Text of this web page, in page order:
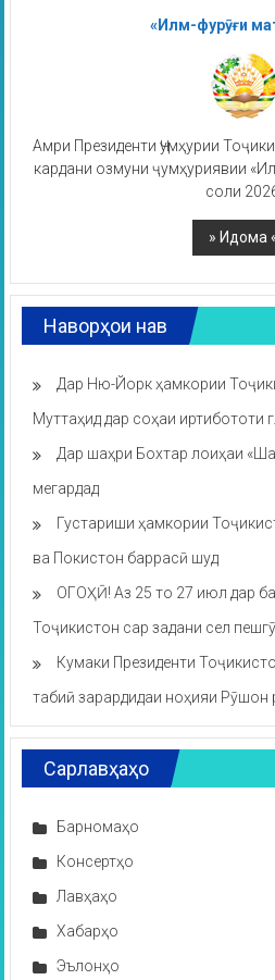
«Илм-фурӯғи
Амри Президенти Ҷумҳурии
кардани озмуни ҷумҳуриявии
соли
Наворҳои нав
Дар Ню-Йорк ҳамкории
Муттаҳид дар соҳаи иртибототи
Дар шаҳри Бохтар лоиҳаи
мегардад
Густариши ҳамкории
ва Покистон баррасӣ шуд
ОГОҲӢ! Аз 25 то 27 июл дар
Тоҷикистон сар задани сел
Кумаки Президенти
табиӣ зарардидаи ноҳияи Рӯшон
Сарлавҳаҳо
Барномаҳо
Консертҳо
Лавҳаҳо
Хабарҳо
Эълонҳо